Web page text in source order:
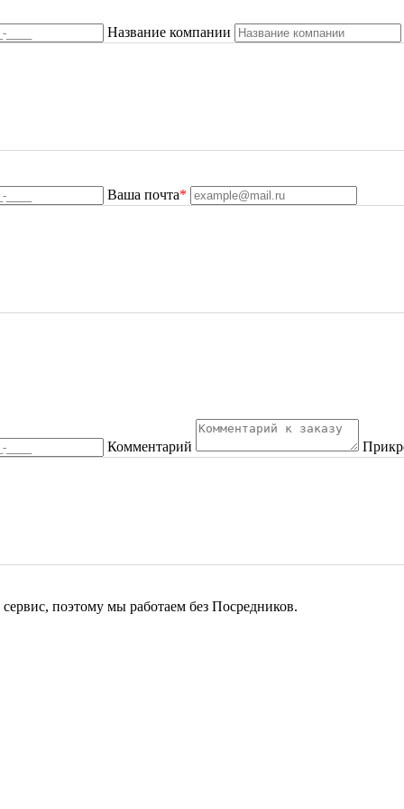
Название компании
Ваша почта*
Комментарий
поэтому мы работаем без Посредников.